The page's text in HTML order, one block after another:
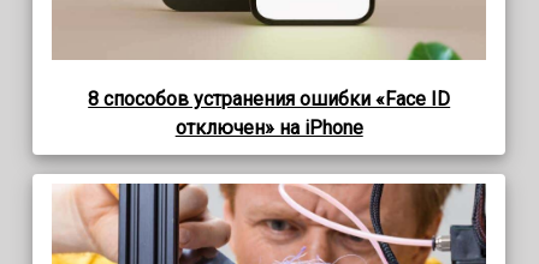
8 способов устранения ошибки «Face ID
отключен» на iPhone